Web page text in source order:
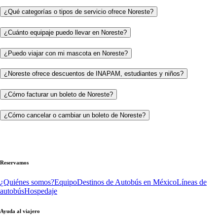
¿Qué categorías o tipos de servicio ofrece Noreste?
¿Cuánto equipaje puedo llevar en Noreste?
¿Puedo viajar con mi mascota en Noreste?
¿Noreste ofrece descuentos de INAPAM, estudiantes y niños?
¿Cómo facturar un boleto de Noreste?
¿Cómo cancelar o cambiar un boleto de Noreste?
Reservamos
¿Quiénes somos?EquipoDestinos de Autobús en MéxicoLíneas de
autobúsHospedaje
Ayuda al viajero